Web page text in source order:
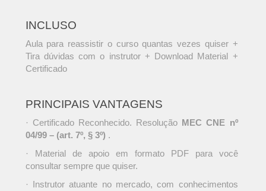
INCLUSO
Aula para reassistir o curso quantas vezes quiser +
Tira dúvidas com o instrutor + Download Material +
Certificado
PRINCIPAIS VANTAGENS
· Certificado Reconhecido. Resolução MEC CNE nº
04/99 – (art. 7º, § 3º) .
· Material de apoio em formato PDF para você
consultar sempre que quiser.
· Instrutor atuante no mercado, com conhecimentos